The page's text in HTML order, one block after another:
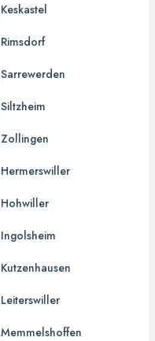
Keskastel
Rimsdorf
Sarrewerden
Siltzheim
Zollingen
Hermerswiller
Hohwiller
Ingolsheim
Kutzenhausen
Leiterswiller
Memmelshoffen